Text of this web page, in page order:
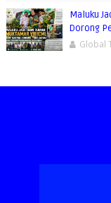
Maluku
Dorong
Global